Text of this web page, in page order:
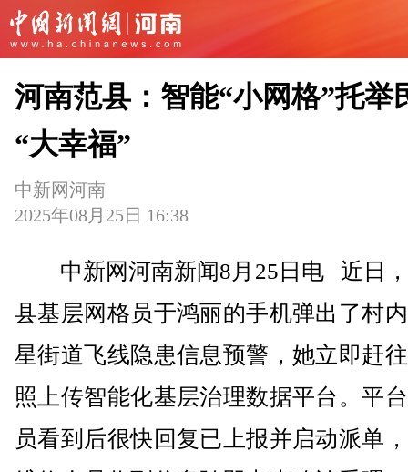
河南范县：智能“小网格”托举
“大幸福”
中新网河南
2025年08月25日 16:38
中新网河南新闻8月25日电 近日，
县基层网格员于鸿丽的手机弹出了村
星街道飞线隐患信息预警，她立即赶
照上传智能化基层治理数据平台。平
员看到后很快回复已上报并启动派单